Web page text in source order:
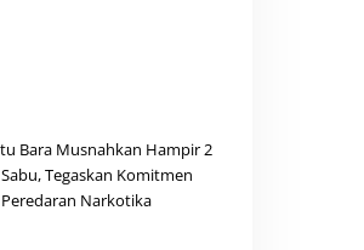
Bara Musnahkan Hampir 2
Tegaskan Komitmen
Narkotika